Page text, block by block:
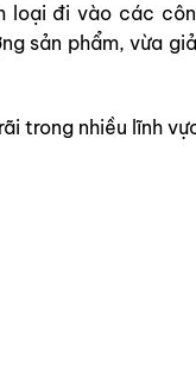
loại đi vào các
sản phẩm, vừa
trong nhiều lĩnh